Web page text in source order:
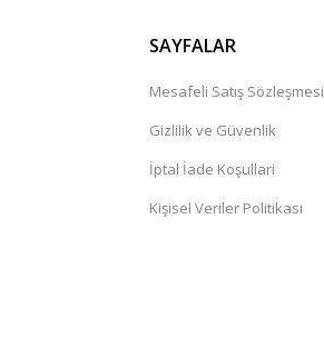
SAYFALAR
Mesafeli Satış Sözleşmesi
Gizlilik ve Güvenlik
İptal İade Koşullari
Kişisel Veriler Politikası